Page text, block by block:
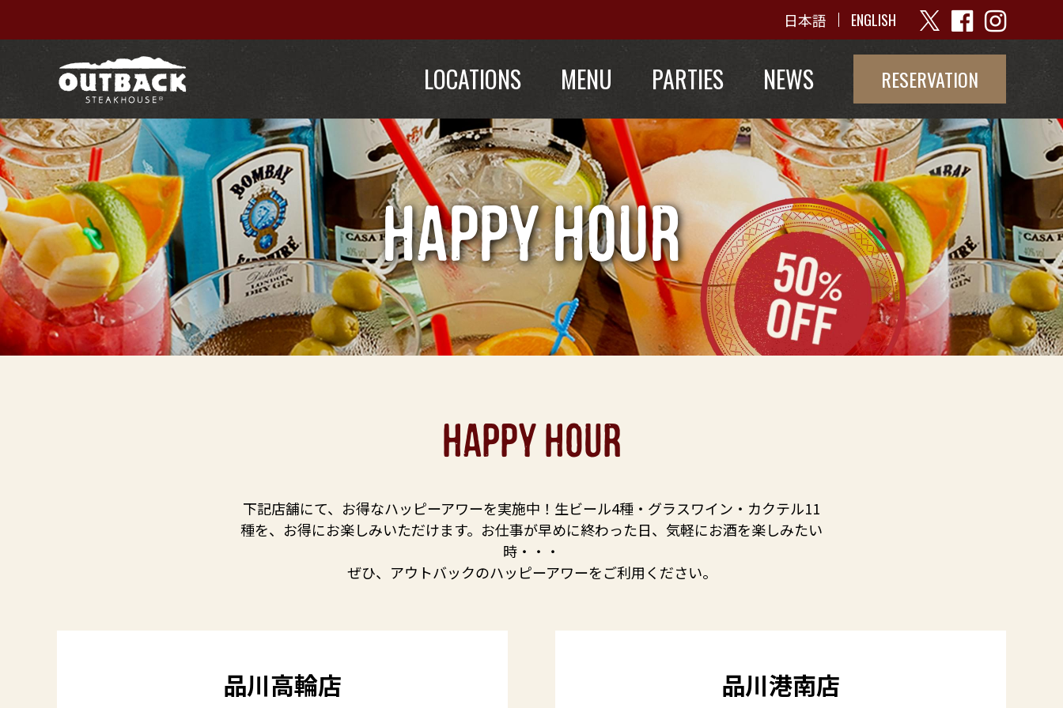
日本語 ENGLISH
LOCATIONS MENU PARTIES NEWS RESERVATION
HAPPY HOUR
HAPPY HOUR
下記店舗にて、お得なハッピーアワーを実施中！生ビール4種・グラスワイン・カクテル11
種を、お得にお楽しみいただけます。お仕事が早めに終わった日、気軽にお酒を楽しみたい
時・・・
ぜひ、アウトバックのハッピーアワーをご利用ください。
品川高輪店 品川港南店